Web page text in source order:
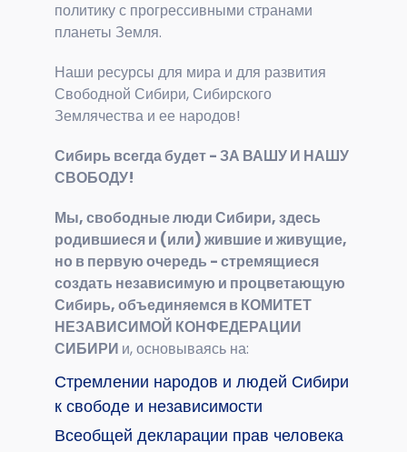
политику с прогрессивными странами
планеты Земля.
Наши ресурсы для мира и для развития
Свободной Сибири, Сибирского
Землячества и ее народов!
Сибирь всегда будет - ЗА ВАШУ И НАШУ
СВОБОДУ!
Мы, свободные люди Сибири, здесь
родившиеся и (или) жившие и живущие,
но в первую очередь - стремящиеся
создать независимую и процветающую
Сибирь, объединяемся в КОМИТЕТ
НЕЗАВИСИМОЙ КОНФЕДЕРАЦИИ
СИБИРИ и, основываясь на:
Стремлении народов и людей Сибири
к свободе и независимости
Всеобщей декларации прав человека